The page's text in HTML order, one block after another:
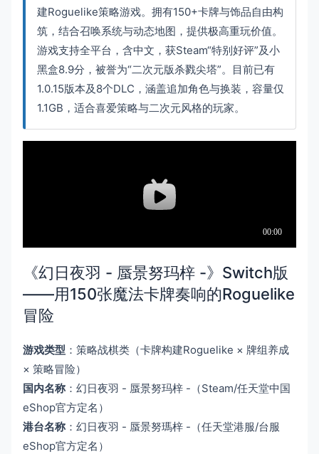
建Roguelike策略游戏。拥有150+卡牌与饰品自由构
筑，结合召唤系统与动态地图，提供极高重玩价值。
游戏支持全平台，含中文，获Steam“特别好评”及小
黑盒8.9分，被誉为“二次元版杀戮尖塔”。目前已有
1.0.15版本及8个DLC，涵盖追加角色与换装，容量仅
1.1GB，适合喜爱策略与二次元风格的玩家。
《幻日夜羽 - 蜃景努玛梓 -》Switch版
——用150张魔法卡牌奏响的Roguelike
冒险
游戏类型 ：策略战棋类（卡牌构建Roguelike × 牌组养成
× 策略冒险）
国内名称：幻日夜羽 - 蜃景努玛梓 -（Steam/任天堂中国
eShop官方定名）
港台名称：幻日夜羽 - 蜃景努瑪梓 -（任天堂港服/台服
eShop官方定名）